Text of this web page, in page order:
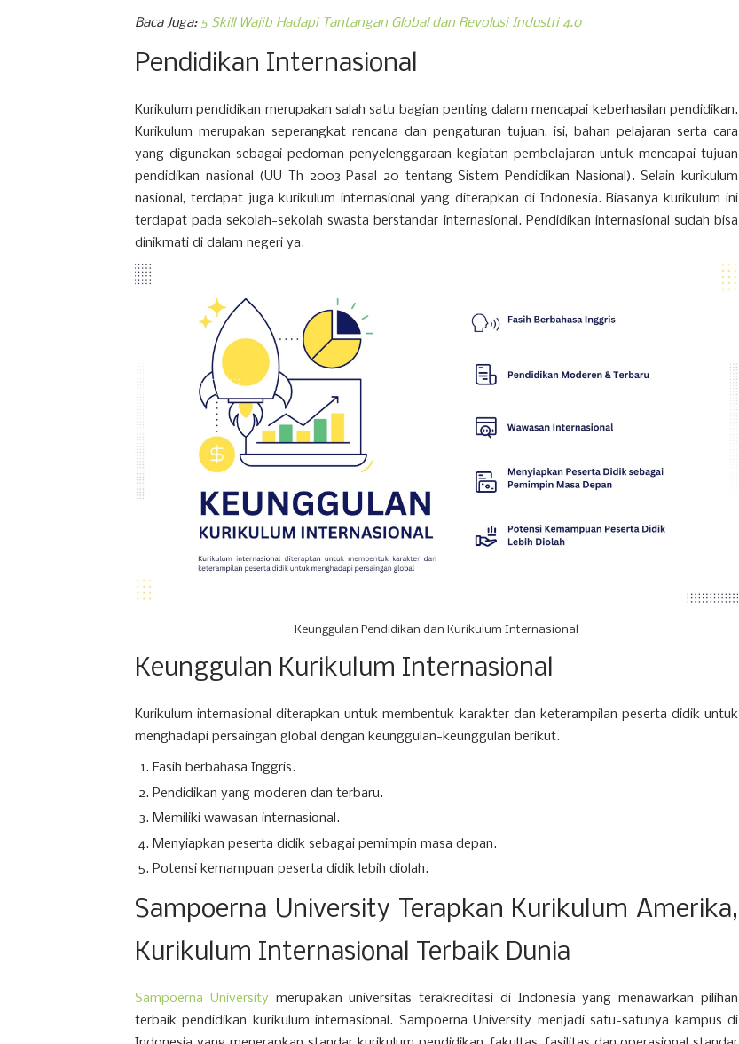
Baca Juga: 5 Skill Wajib Hadapi Tantangan Global dan Revolusi Industri 4.0
Pendidikan Internasional
Kurikulum pendidikan merupakan salah satu bagian penting dalam mencapai keberhasilan pendidikan.
Kurikulum merupakan seperangkat rencana dan pengaturan tujuan, isi, bahan pelajaran serta cara
yang digunakan sebagai pedoman penyelenggaraan kegiatan pembelajaran untuk mencapai tujuan
pendidikan nasional (UU Th 2003 Pasal 20 tentang Sistem Pendidikan Nasional). Selain kurikulum
nasional, terdapat juga kurikulum internasional yang diterapkan di Indonesia. Biasanya kurikulum ini
terdapat pada sekolah-sekolah swasta berstandar internasional. Pendidikan internasional sudah bisa
dinikmati di dalam negeri ya.
Keunggulan Pendidikan dan Kurikulum Internasional
Keunggulan Kurikulum Internasional
Kurikulum internasional diterapkan untuk membentuk karakter dan keterampilan peserta didik untuk
menghadapi persaingan global dengan keunggulan-keunggulan berikut.
Fasih berbahasa Inggris.
Pendidikan yang moderen dan terbaru.
Memiliki wawasan internasional.
Menyiapkan peserta didik sebagai pemimpin masa depan.
Potensi kemampuan peserta didik lebih diolah.
Sampoerna University Terapkan Kurikulum Amerika,
Kurikulum Internasional Terbaik Dunia
Sampoerna Universitymerupakan universitas terakreditasi di Indonesia yang menawarkan pilihan
terbaik pendidikan kurikulum internasional. Sampoerna University menjadi satu-satunya kampus di